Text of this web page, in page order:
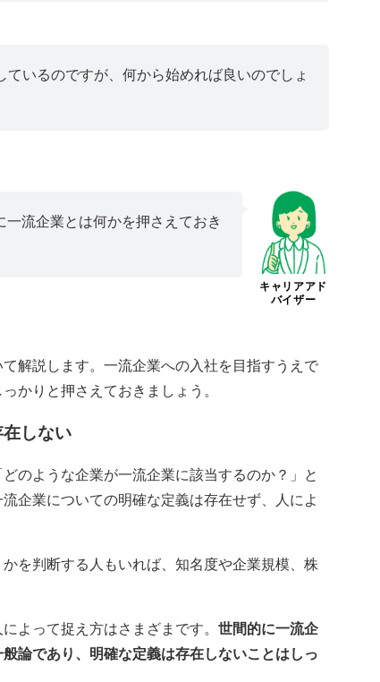
ているのですが、何から始めれば良いのでしょ
キャリアアド
バイザー
流企業とは何かを押さえておき
解説します。一流企業への入社を目指すうえで
かりと押さえておきましょう。
しない
のような企業が一流企業に該当するのか？」と
企業についての明確な定義は存在せず、人によ
を判断する人もいれば、知名度や企業規模、株
よって捉え方はさまざまです。 世間的に一流企
論であり、明確な定義は存在しないことはしっ